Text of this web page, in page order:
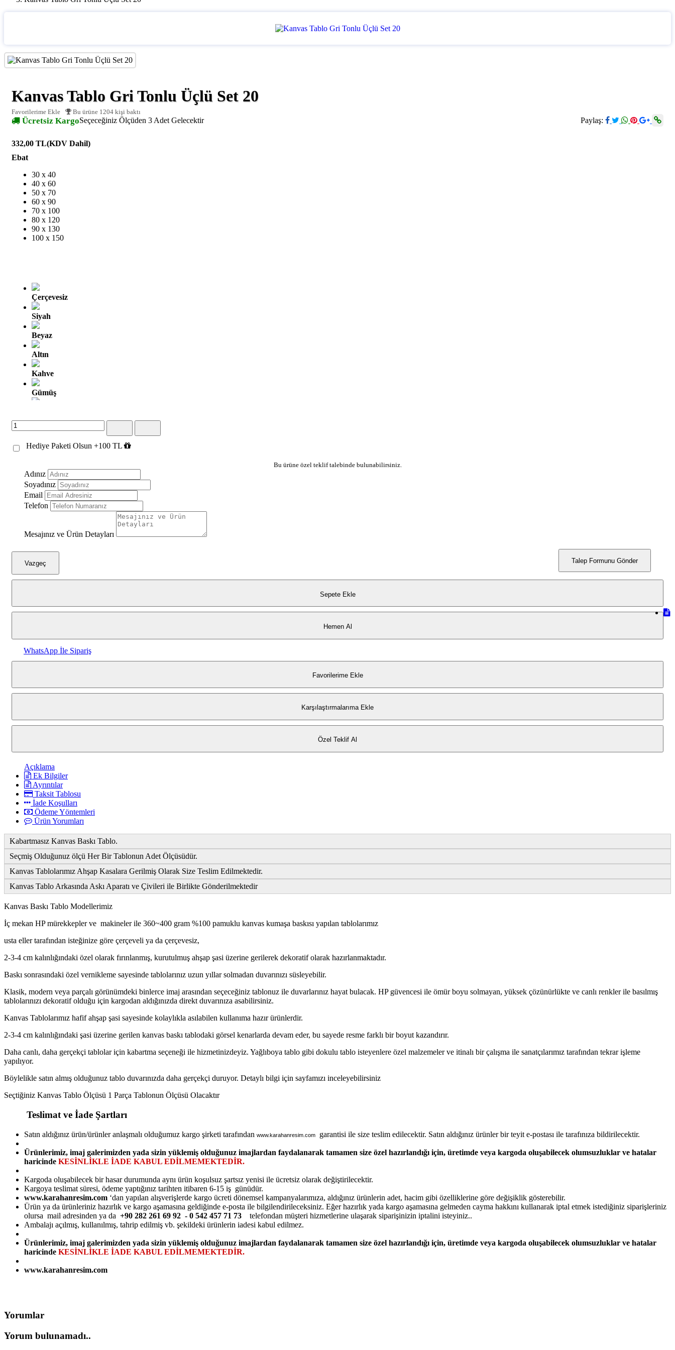
Kanvas Tablo Gri Tonlu Üçlü Set 20
Favorilerime Ekle Bu ürüne 1204 kişi baktı
Ücretsiz Kargo Paylaş:
Seçeceğiniz Ölçüden 3 Adet Gelecektir
332,00 TL(KDV Dahil)
Ebat
30 x 40
40 x 60
50 x 70
60 x 90
70 x 100
80 x 120
90 x 130
100 x 150
Çerçevesiz
Siyah
Beyaz
Altın
Kahve
Gümüş
Gümüş Oyma
Kahve Altın
Gümüş Siyah
Beyaz Altın
Beyaz Gümüş
Hediye Paketi Olsun +100 TL
Bu ürüne özel teklif talebinde bulunabilirsiniz.
Adınız
Soyadınız
Email
Telefon
Mesajınız ve Ürün Detayları
Talep Formunu Gönder
Vazgeç
Sepete Ekle
Hemen Al
WhatsApp İle Sipariş
Favorilerime Ekle
Karşılaştırmalarıma Ekle
Özel Teklif Al
Açıklama
Ek Bilgiler
Ayrıntılar
Taksit Tablosu
İade Koşulları
Ödeme Yöntemleri
Ürün Yorumları
Kabartmasız Kanvas Baskı Tablo.
Seçmiş Olduğunuz ölçü Her Bir Tablonun Adet Ölçüsüdür.
Kanvas Tablolarımız Ahşap Kasalara Gerilmiş Olarak Size Teslim Edilmektedir.
Kanvas Tablo Arkasında Askı Aparatı ve Çivileri ile Birlikte Gönderilmektedir
Kanvas Baskı Tablo Modellerimiz
İç mekan HP mürekkepler ve makineler ile 360~400 gram %100 pamuklu kanvas kumaşa baskısı yapılan tablolarımız
usta eller tarafından isteğinize göre çerçeveli ya da çerçevesiz,
2-3-4 cm kalınlığındaki özel olarak fırınlanmış, kurutulmuş ahşap şasi üzerine gerilerek dekoratif olarak hazırlanmaktadır.
Baskı sonrasındaki özel vernikleme sayesinde tablolarınız uzun yıllar solmadan duvarınızı süsleyebilir.
Klasik, modern veya parçalı görünümdeki binlerce imaj arasından seçeceğiniz tablonuz ile duvarlarınız hayat bulacak. HP güvencesi ile ömür boyu solmayan, yüksek çözünürlükte ve canlı renkler ile basılmış
tablolarınızı dekoratif olduğu için kargodan aldığınızda direkt duvarınıza asabilirsiniz.
Kanvas Tablolarımız hafif ahşap şasi sayesinde kolaylıkla asılabilen kullanıma hazır ürünlerdir.
2-3-4 cm kalınlığındaki şasi üzerine gerilen kanvas baskı tablodaki görsel kenarlarda devam eder, bu sayede resme farklı bir boyut kazandırır.
Daha canlı, daha gerçekçi tablolar için kabartma seçeneği ile hizmetinizdeyiz. Yağlıboya tablo gibi dokulu tablo isteyenlere özel malzemeler ve itinalı bir çalışma ile sanatçılarımız tarafından tekrar işleme
yapılıyor.
Böylelikle satın almış olduğunuz tablo duvarınızda daha gerçekçi duruyor. Detaylı bilgi için sayfamızı inceleyebilirsiniz
Seçtiğiniz Kanvas Tablo Ölçüsü 1 Parça Tablonun Ölçüsü Olacaktır
Teslimat ve İade Şartları
Satın aldığınız ürün/ürünler anlaşmalı olduğumuz kargo şirketi tarafından www.karahanresim.com garantisi ile size teslim edilecektir. Satın aldığınız ürünler bir teyit e-postası ile tarafınıza bildirilecektir.
Ürünlerimiz, imaj galerimizden yada sizin yüklemiş olduğunuz imajlardan faydalanarak tamamen size özel hazırlandığı için, üretimde veya kargoda oluşabilecek olumsuzluklar ve hatalar
haricinde KESİNLİKLE İADE KABUL EDİLMEMEKTEDİR.
Kargoda oluşabilecek bir hasar durumunda aynı ürün koşulsuz şartsız yenisi ile ücretsiz olarak değiştirilecektir.
Kargoya teslimat süresi, ödeme yaptığınız tarihten itibaren 6-15 iş günüdür.
www.karahanresim.com ‘dan yapılan alışverişlerde kargo ücreti dönemsel kampanyalarımıza, aldığınız ürünlerin adet, hacim gibi özelliklerine göre değişiklik gösterebilir.
Ürün ya da ürünleriniz hazırlık ve kargo aşamasına geldiğinde e-posta ile bilgilendirileceksiniz. Eğer hazırlık yada kargo aşamasına gelmeden cayma hakkını kullanarak iptal etmek istediğiniz siparişleriniz
olursa mail adresinden ya da +90 282 261 69 92 - 0 542 457 71 73
telefondan müşteri hizmetlerine ulaşarak siparişinizin iptalini isteyiniz..
Ambalajı açılmış, kullanılmış, tahrip edilmiş vb. şekildeki ürünlerin iadesi kabul edilmez.
Ürünlerimiz, imaj galerimizden yada sizin yüklemiş olduğunuz imajlardan faydalanarak tamamen size özel hazırlandığı için, üretimde veya kargoda oluşabilecek olumsuzluklar ve hatalar
haricinde KESİNLİKLE İADE KABUL EDİLMEMEKTEDİR.
www.karahanresim.com
Yorumlar
Yorum bulunamadı..